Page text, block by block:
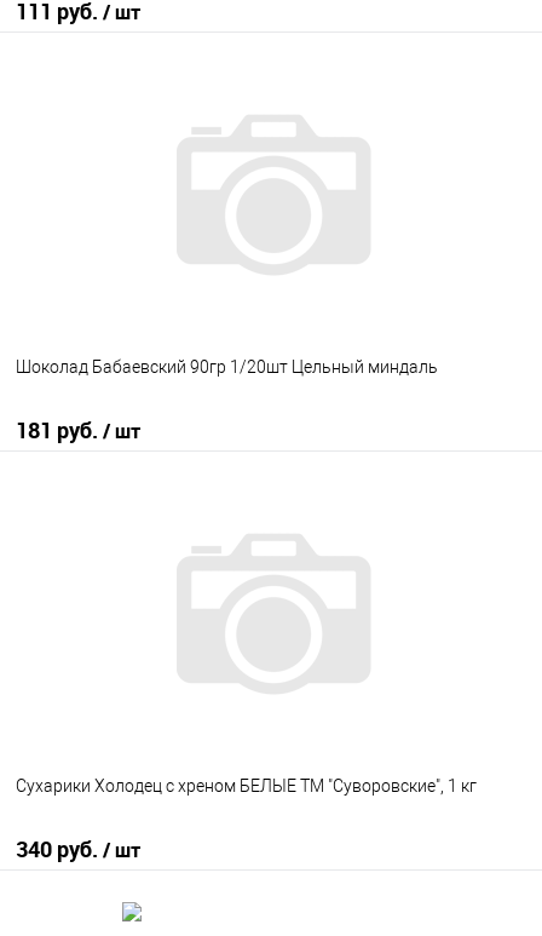
111 руб. / шт
В наличии
Шоколад Бабаевский 90гр 1/20шт Цельный миндаль
181 руб. / шт
В наличии
Сухарики Холодец с хреном БЕЛЫЕ ТМ "Суворовские", 1 кг
340 руб. / шт